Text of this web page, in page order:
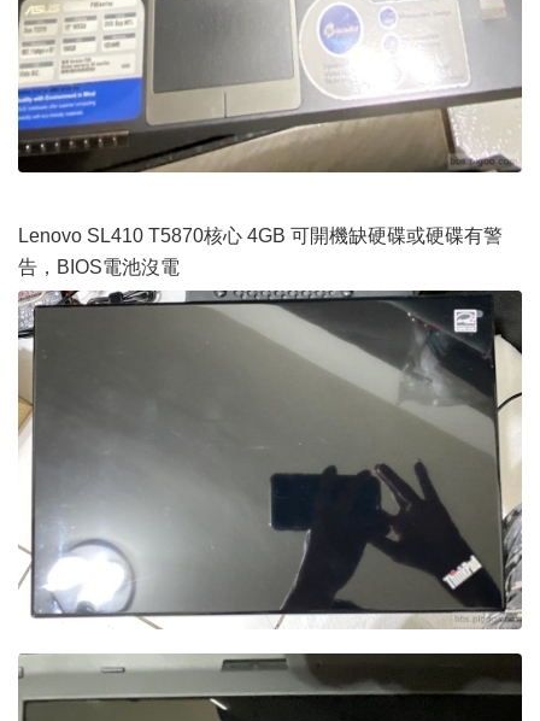
Lenovo SL410 T5870核心 4GB 可開機缺硬碟或硬碟有警
告，BIOS電池沒電